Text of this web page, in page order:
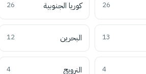
26 كوريا الجنوبية 26
13 البحرين 12
4 النرويج 4